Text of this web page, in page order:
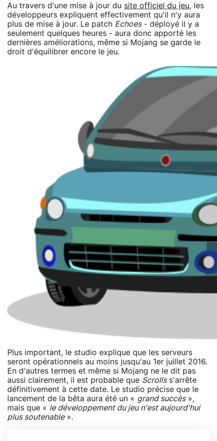
Au travers d'une mise à jour du site officiel du jeu, les
développeurs expliquent effectivement qu'il n'y aura
plus de mise à jour. Le patch Echoes- déployé il y a
seulement quelques heures - aura donc apporté les
dernières améliorations, même si Mojang se garde le
droit d'équilibrer encore le jeu.
Plus important, le studio explique que les serveurs
seront opérationnels au moins jusqu'au 1er juillet 2016.
En d'autres termes et même si Mojang ne le dit pas
aussi clairement, il est probable que Scrollss'arrête
définitivement à cette date. Le studio précise que le
lancement de la bêta aura été un « grand succès»,
mais que « le développement du jeu n'est aujourd'hui
plus soutenable».